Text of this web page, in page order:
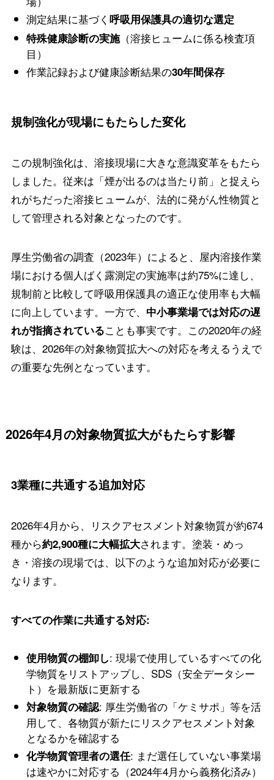
測定結果に基づく呼吸用保護具の適切な選定
特殊健康診断の実施（溶接ヒュームに係る検査項
目）
作業記録および健康診断結果の30年間保存
規制強化が現場にもたらした変化
この規制強化は、溶接現場に大きな意識変革をもたら
しました。従来は「煙が出るのは当たり前」と捉えら
れがちだった溶接ヒュームが、法的に発がん性物質と
して管理される対象となったのです。
厚生労働省の調査（2023年）によると、屋内溶接作業
場における個人ばく露測定の実施率は約75%に達し、
規制前と比較して呼吸用保護具の適正な使用率も大幅
に向上しています。一方で、 中小事業場では対応の遅
れが指摘されていることも事実です。この2020年の経
験は、2026年の対象物質拡大への対応を考えるうえで
の重要な先例となっています。
2026年4月の対象物質拡大がもたらす影響
3業種に共通する追加対応
2026年4月から、リスクアセスメント対象物質が約674
種から約2,900種に大幅拡大されます。塗装・めっ
き・溶接の現場では、以下のような追加対応が必要に
なります。
すべての作業に共通する対応:
使用物質の棚卸し: 現場で使用しているすべての化
学物質をリストアップし、SDS（安全データシー
ト）を最新版に更新する
対象物質の確認: 厚生労働省の「ケミサポ」等を活
用して、各物質が新たにリスクアセスメント対象
となるかを確認する
化学物質管理者の選任: まだ選任していない事業場
は速やかに対応する（2024年4月から義務化済み）